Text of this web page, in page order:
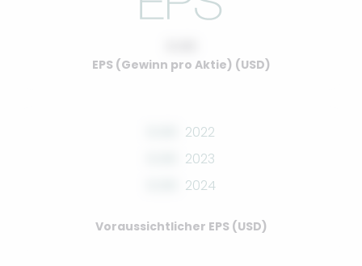
EPS (Gewinn pro Aktie) (USD)
2022
2023
2024
Voraussichtlicher EPS (USD)